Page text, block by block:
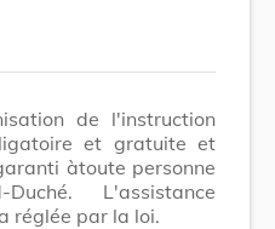
de l'instruction
et gratuite et
àtoute personne
L'assistance
réglée par la loi.